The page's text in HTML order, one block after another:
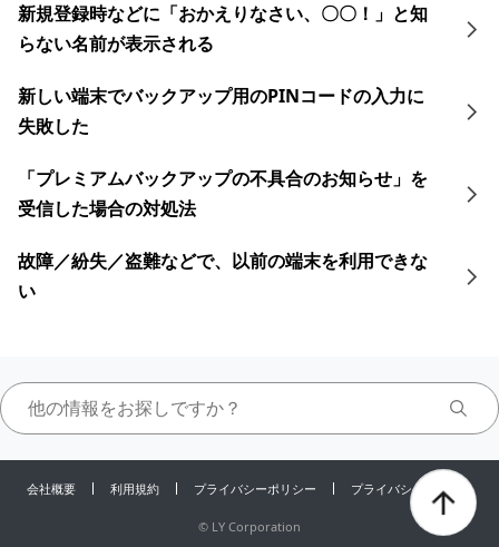
新規登録時などに「おかえりなさい、〇〇！」と知
らない名前が表示される
新しい端末でバックアップ用のPINコードの入力に
失敗した
「プレミアムバックアップの不具合のお知らせ」を
受信した場合の対処法
故障／紛失／盗難などで、以前の端末を利用できな
い
会社概要 利用規約 プライバシーポリシー プライバシーセンター
© LY Corporation